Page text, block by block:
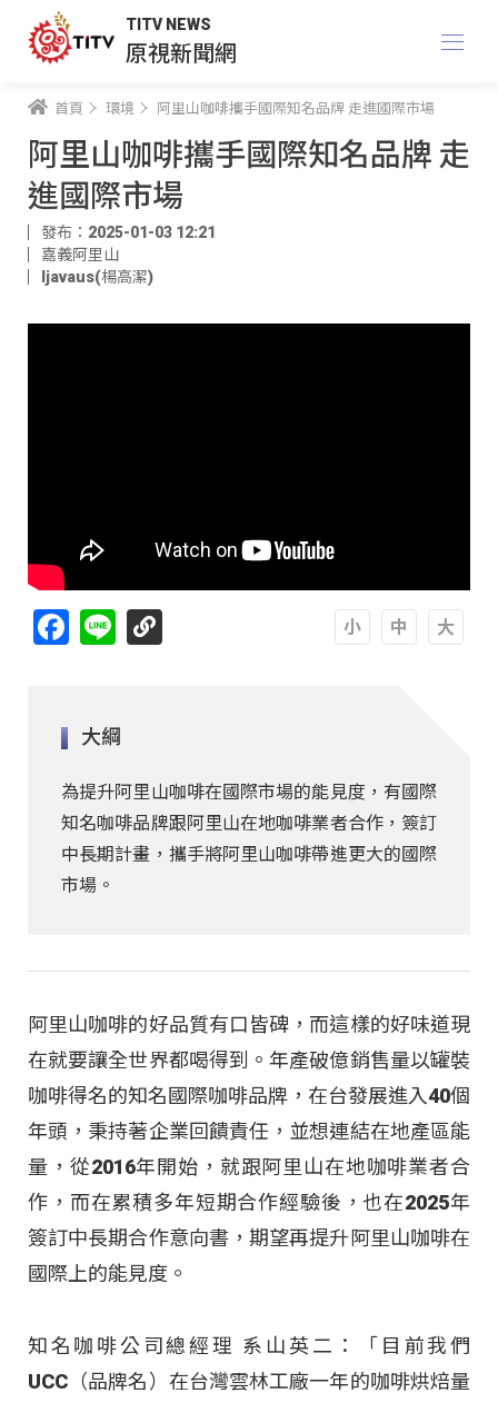
TITV NEWS
原視新聞網
首頁 環境 阿里山咖啡攜手國際知名品牌 走進國際市場
阿里山咖啡攜手國際知名品牌 走
進國際市場
發布：2025-01-03 12:21
嘉義阿里山
ljavaus(楊高潔)
Facebook
Line
大綱
為提升阿里山咖啡在國際市場的能見度，有國際
知名咖啡品牌跟阿里山在地咖啡業者合作，簽訂
中長期計畫，攜手將阿里山咖啡帶進更大的國際
市場。
阿里山咖啡的好品質有口皆碑，而這樣的好味道現
在就要讓全世界都喝得到。年產破億銷售量以罐裝
咖啡得名的知名國際咖啡品牌，在台發展進入40個
年頭，秉持著企業回饋責任，並想連結在地產區能
量，從2016年開始，就跟阿里山在地咖啡業者合
作，而在累積多年短期合作經驗後，也在2025年
簽訂中長期合作意向書，期望再提升阿里山咖啡在
國際上的能見度。
知名咖啡公司總經理 系山英二：「目前我們
UCC（品牌名）在台灣雲林工廠一年的咖啡烘焙量